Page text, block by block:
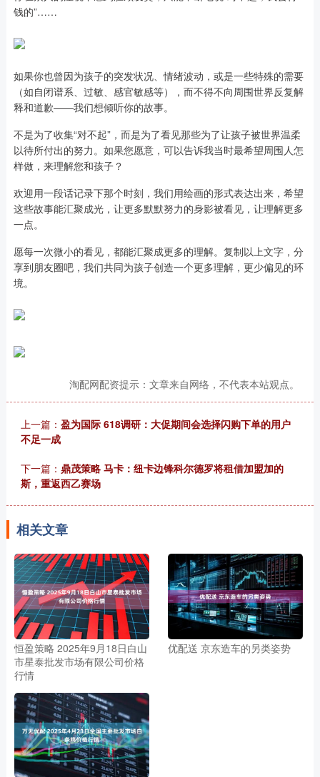
钱的”……
如果你也曾因为孩子的突发状况、情绪波动，或是一些特殊的需要
（如自闭谱系、过敏、感官敏感等），而不得不向周围世界反复解
释和道歉——我们想倾听你的故事。
不是为了收集“对不起”，而是为了看见那些为了让孩子被世界温柔
以待所付出的努力。如果您愿意，可以告诉我当时最希望周围人怎
样做，来理解您和孩子？
欢迎用一段话记录下那个时刻，我们用绘画的形式表达出来，希望
这些故事能汇聚成光，让更多默默努力的身影被看见，让理解更多
一点。
愿每一次微小的看见，都能汇聚成更多的理解。复制以上文字，分
享到朋友圈吧，我们共同为孩子创造一个更多理解，更少偏见的环
境。
淘配网配资提示：文章来自网络，不代表本站观点。
上一篇： 盈为国际 618调研：大促期间会选择闪购下单的用户
不足一成
下一篇： 鼎茂策略 马卡：纽卡边锋科尔德罗将租借加盟加的
斯，重返西乙赛场
相关文章
恒盈策略 2025年9月18日白山
市星泰批发市场有限公司价格
行情
优配送 京东造车的另类姿势